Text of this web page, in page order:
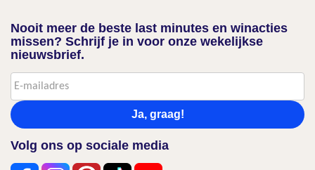
Nooit meer de beste last minutes en winacties
missen? Schrijf je in voor onze wekelijkse
nieuwsbrief.
Ja, graag!
Volg ons op sociale media